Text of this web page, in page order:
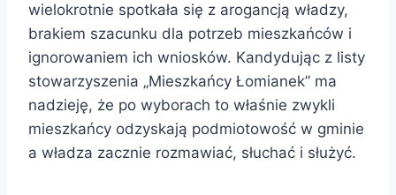
wielokrotnie spotkała się z arogancją władzy,
brakiem szacunku dla potrzeb mieszkańców i
ignorowaniem ich wniosków. Kandydując z listy
stowarzyszenia „Mieszkańcy Łomianek” ma
nadzieję, że po wyborach to właśnie zwykli
mieszkańcy odzyskają podmiotowość w gminie
a władza zacznie rozmawiać, słuchać i służyć.